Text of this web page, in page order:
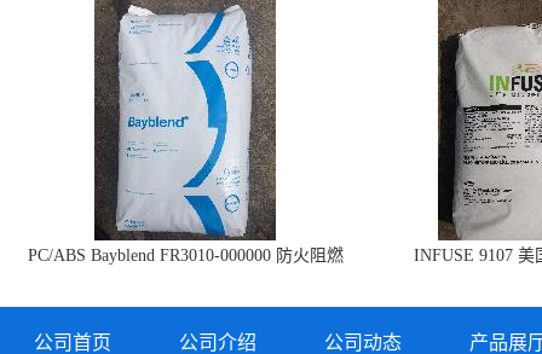
PC/ABS Bayblend FR3010-000000 防火阻燃
INFUSE 9107 美
公司首页 公司介绍 公司动态 产品展